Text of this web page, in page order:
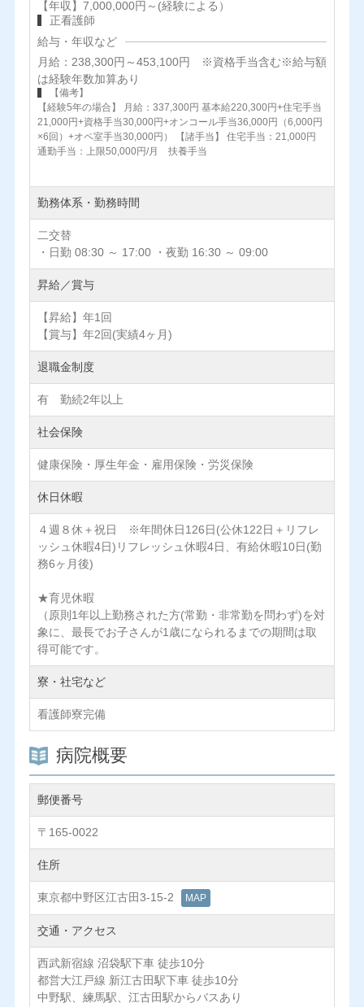
【年収】7,000,000円～(経験による）
正看護師
給与・年収など
月給：238,300円～453,100円 ※資格手当含む※給与額
は経験年数加算あり
【備考】
【経験5年の場合】 月給：337,300円 基本給220,300円+住宅手当
21,000円+資格手当30,000円+オンコール手当36,000円（6,000円
×6回）+オペ室手当30,000円） 【諸手当】 住宅手当：21,000円
通勤手当：上限50,000円/月 扶養手当
勤務体系・勤務時間
二交替
・日勤 08:30 ～ 17:00 ・夜勤 16:30 ～ 09:00
昇給／賞与
【昇給】年1回
【賞与】年2回(実績4ヶ月)
退職金制度
有 勤続2年以上
社会保険
健康保険・厚生年金・雇用保険・労災保険
休日休暇
４週８休＋祝日 ※年間休日126日(公休122日＋リフレ
ッシュ休暇4日)リフレッシュ休暇4日、有給休暇10日(勤
務6ヶ月後)
★育児休暇
（原則1年以上勤務された方(常勤・非常勤を問わず)を対
象に、最長でお子さんが1歳になられるまでの期間は取
得可能です。
寮・社宅など
看護師寮完備
病院概要
郵便番号
〒165-0022
住所
東京都中野区江古田3-15-2 MAP
交通・アクセス
西武新宿線 沼袋駅下車 徒歩10分
都営大江戸線 新江古田駅下車 徒歩10分
中野駅、練馬駅、江古田駅からバスあり